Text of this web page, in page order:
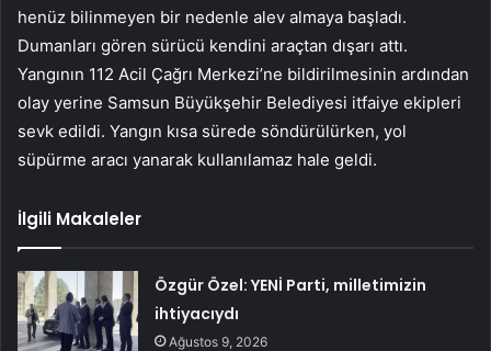
henüz bilinmeyen bir nedenle alev almaya başladı.
Dumanları gören sürücü kendini araçtan dışarı attı.
Yangının 112 Acil Çağrı Merkezi’ne bildirilmesinin ardından
olay yerine Samsun Büyükşehir Belediyesi itfaiye ekipleri
sevk edildi. Yangın kısa sürede söndürülürken, yol
süpürme aracı yanarak kullanılamaz hale geldi.
İlgili Makaleler
Özgür Özel: YENİ Parti, milletimizin
ihtiyacıydı
Ağustos 9, 2026